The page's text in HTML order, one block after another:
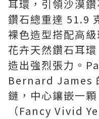
耳環，引領沙漠
鑽石總重達 51.9
裸色造型搭配高
花卉天然鑽石耳
造出強烈張力。
Bernard James
鏈，中心鑲嵌一
（Fancy Vivid